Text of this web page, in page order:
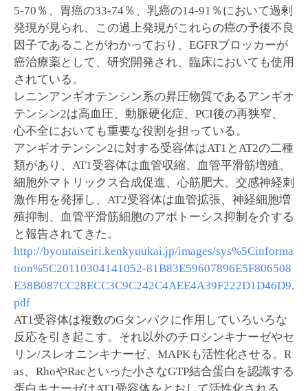
5-70％、胃癌の33-74％、乳癌の14-91％において過剰
発現が見られ、この過上発現がこれらの癌の予後不良
因子であることがわかっており、EGFRブロッカーが
癌治療薬として、研究開発され、臨床においても使用
されている。
レニンアンギオテンシン系の昇圧物質であるアンギオ
テンシン2は高血圧、動脈硬化症、PCI後の再狭窄、
心不全においても重要な役割を担っている。
アンギオテンシン2に対する受容体はAT1とAT2の二種
類があり、AT1受容体は血管収縮、血管平滑筋増殖、
細胞外マトリックス合成促進、心筋肥大、交感神経刺
激作用を発揮し、AT2受容体は血管拡張、神経細胞増
殖抑制、血管平滑筋細胞のアポトーシス抑制を介する
と報告されてきた。
http://byoutaiseiri.kenkyuukai.jp/images/sys%5Cinforma
tion%5C20110304141052-81B83E59607896E5F806508
E38B087CC28ECC3C9C242C4AEE4A39F222D1D46D9.
pdf
AT1受容体は複数のGタンパクに作用していろいろな
反応を引き起こす。それ以外のチロシンキナーゼやセ
リン/スレオニンキナーゼ、MAPKも活性化させる。R
as、RhoやRacといった小さなGTP結合蛋白を認識する